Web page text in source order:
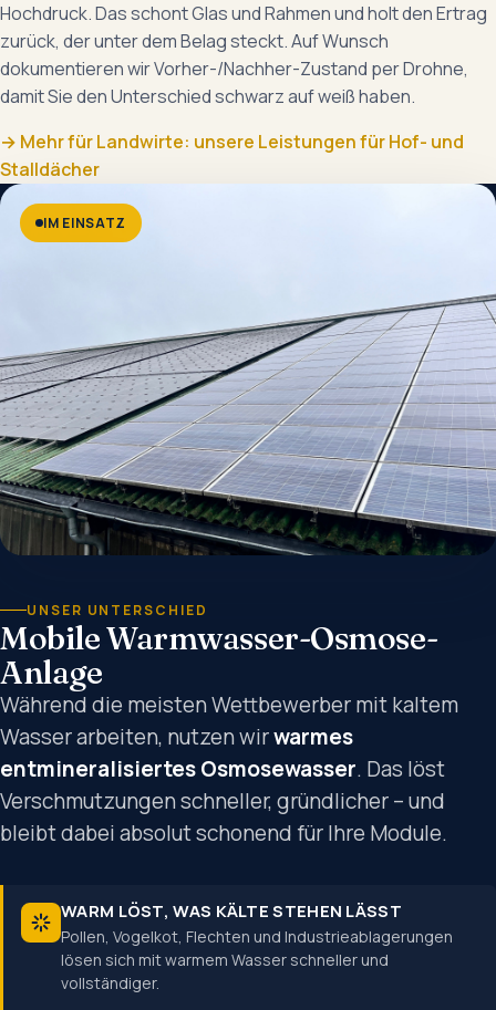
Hochdruck. Das schont Glas und Rahmen und holt den Ertrag
zurück, der unter dem Belag steckt. Auf Wunsch
dokumentieren wir Vorher-/Nachher-Zustand per Drohne,
damit Sie den Unterschied schwarz auf weiß haben.
→ Mehr für Landwirte: unsere Leistungen für Hof- und
Stalldächer
IM EINSATZ
UNSER UNTERSCHIED
Mobile Warmwasser-Osmose-
Anlage
Während die meisten Wettbewerber mit kaltem
Wasser arbeiten, nutzen wirwarmes
entmineralisiertes Osmosewasser. Das löst
Verschmutzungen schneller, gründlicher – und
bleibt dabei absolut schonend für Ihre Module.
WARM LÖST, WAS KÄLTE STEHEN LÄSST
Pollen, Vogelkot, Flechten und Industrieablagerungen
lösen sich mit warmem Wasser schneller und
vollständiger.